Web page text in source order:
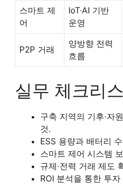
스마트 제
어
IoT·AI 기반
운영
P2P 거래
양방향 전력
흐름
실무 체크리
구축 지역의 기후·자
것.
ESS 용량과 배터리
스마트 제어 시스템
규제·전력 거래 제도
ROI 분석을 통한 투